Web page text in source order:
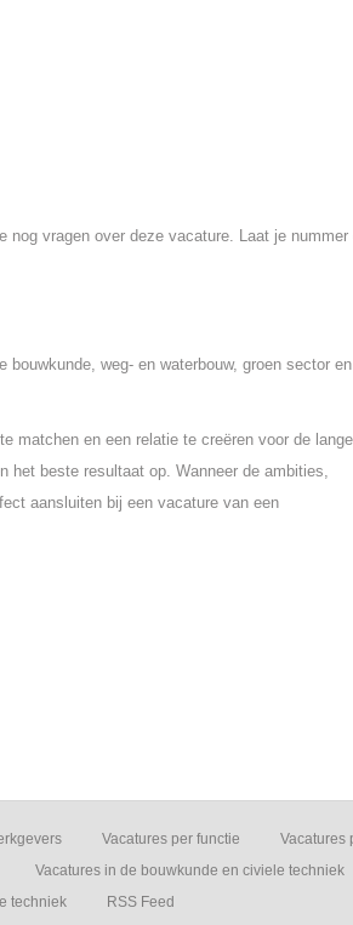
vragen over deze vacature. Laat je nummer
weg- en waterbouw, groen sector en
matchen en een relatie te creëren voor de lange
het beste resultaat op. Wanneer de ambities,
aansluiten bij een vacature van een
Vacatures per functie Vacatures
Vacatures in de bouwkunde en civiele techniek
techniek
RSS Feed